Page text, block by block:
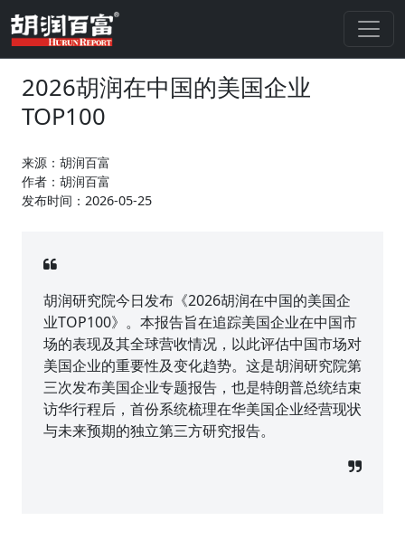
2026胡润在中国的美国企业
TOP100
来源：胡润百富
作者：胡润百富
发布时间：2026-05-25
胡润研究院今日发布《2026胡润在中国的美国企
业TOP100》。本报告旨在追踪美国企业在中国市
场的表现及其全球营收情况，以此评估中国市场对
美国企业的重要性及变化趋势。这是胡润研究院第
三次发布美国企业专题报告，也是特朗普总统结束
访华行程后，首份系统梳理在华美国企业经营现状
与未来预期的独立第三方研究报告。